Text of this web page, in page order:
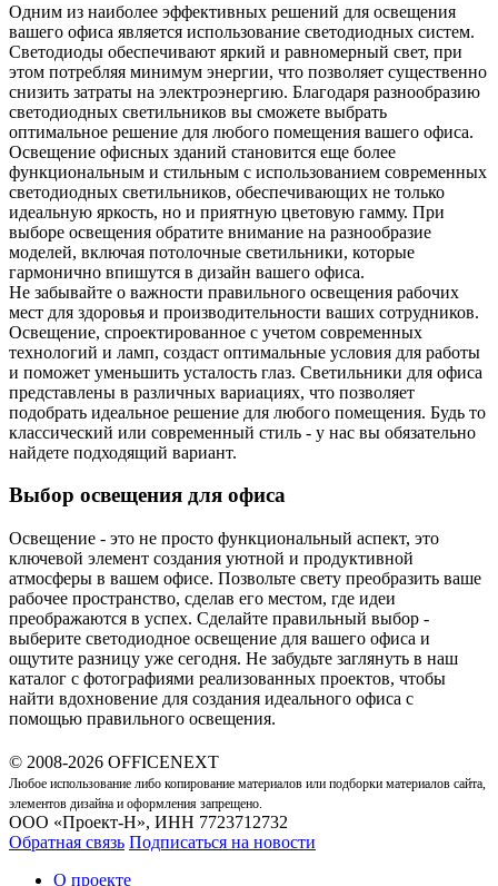
Одним из наиболее эффективных решений для освещения
вашего офиса является использование светодиодных систем.
Светодиоды обеспечивают яркий и равномерный свет, при
этом потребляя минимум энергии, что позволяет существенно
снизить затраты на электроэнергию. Благодаря разнообразию
светодиодных светильников вы сможете выбрать
оптимальное решение для любого помещения вашего офиса.
Освещение офисных зданий становится еще более
функциональным и стильным с использованием современных
светодиодных светильников, обеспечивающих не только
идеальную яркость, но и приятную цветовую гамму. При
выборе освещения обратите внимание на разнообразие
моделей, включая потолочные светильники, которые
гармонично впишутся в дизайн вашего офиса.
Не забывайте о важности правильного освещения рабочих
мест для здоровья и производительности ваших сотрудников.
Освещение, спроектированное с учетом современных
технологий и ламп, создаст оптимальные условия для работы
и поможет уменьшить усталость глаз. Светильники для офиса
представлены в различных вариациях, что позволяет
подобрать идеальное решение для любого помещения. Будь то
классический или современный стиль - у нас вы обязательно
найдете подходящий вариант.
Выбор освещения для офиса
Освещение - это не просто функциональный аспект, это
ключевой элемент создания уютной и продуктивной
атмосферы в вашем офисе. Позвольте свету преобразить ваше
рабочее пространство, сделав его местом, где идеи
преображаются в успех. Сделайте правильный выбор -
выберите светодиодное освещение для вашего офиса и
ощутите разницу уже сегодня. Не забудьте заглянуть в наш
каталог с фотографиями реализованных проектов, чтобы
найти вдохновение для создания идеального офиса с
помощью правильного освещения.
© 2008-2026 OFFICENEXT
Любое использование либо копирование материалов или подборки материалов сайта,
элементов дизайна и оформления запрещено.
ООО «Проект-Н», ИНН 7723712732
Обратная связь Подписаться на новости
О проекте